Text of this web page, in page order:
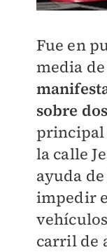
Fue en
media
sobre
principal
la calle
ayuda
impedir
carril de